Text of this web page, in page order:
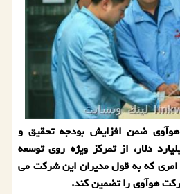
ضمن افزایش بودجه تحقیق و
خود به رقم ۲۰ میلیارد دلار، از تمركز ویژه روی توسعه
امری كه به قول مدیران این شركت می
هوآوی را تضمین كند.